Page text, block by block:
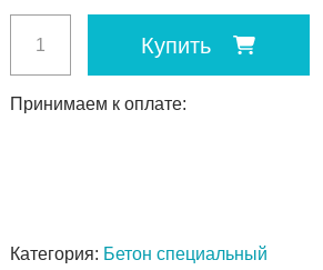
Купить
Принимаем к оплате:
Категория: Бетон специальный